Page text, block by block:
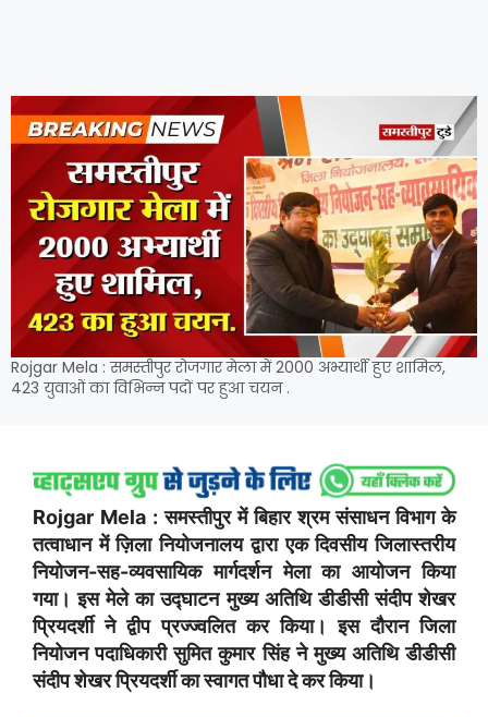
Rojgar Mela : समस्तीपुर रोजगार मेला में 2000 अभ्यार्थी हुए शामिल,
423 युवाओं का विभिन्न पदों पर हुआ चयन .
Rojgar Mela : समस्तीपुर में बिहार श्रम संसाधन विभाग के
तत्वाधान में ज़िला नियोजनालय द्वारा एक दिवसीय जिलास्तरीय
नियोजन-सह-व्यवसायिक मार्गदर्शन मेला का आयोजन किया
गया। इस मेले का उद्घाटन मुख्य अतिथि डीडीसी संदीप शेखर
प्रियदर्शी ने द्वीप प्रज्ज्वलित कर किया। इस दौरान जिला
नियोजन पदाधिकारी सुमित कुमार सिंह ने मुख्य अतिथि डीडीसी
संदीप शेखर प्रियदर्शी का स्वागत पौधा दे कर किया।